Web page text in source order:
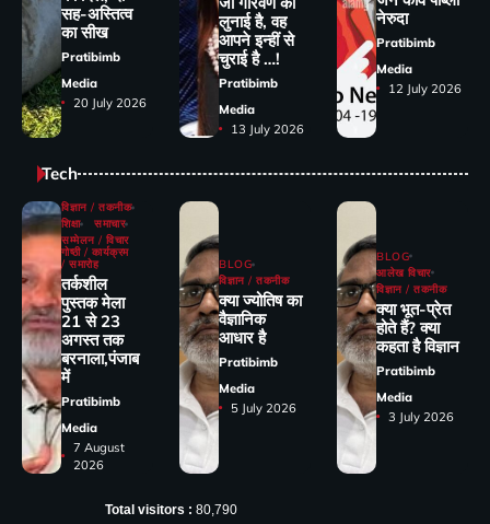
सह-अस्तित्व
का सीख
Pratibimb
Media
20 July 2026
लुनाई है, वह
आपने इन्हीं से
चुराई है …!
Pratibimb
Media
13 July 2026
नेरुदा
Pratibimb
Media
12 July 2026
Tech
विज्ञान / तकनीक
शिक्षा
समाचार
सम्मेलन / विचार
गोष्ठी / कार्यक्रम
/ समारोह
तर्कशील
पुस्तक मेला
21 से 23
अगस्त तक
बरनाला,पंजाब
में
Pratibimb
Media
7 August
2026
BLOG
विज्ञान / तकनीक
क्या ज्योतिष का
वैज्ञानिक
आधार है
Pratibimb
Media
5 July 2026
BLOG
आलेख विचार
विज्ञान / तकनीक
क्या भूत-प्रेत
होते हैं? क्या
कहता है विज्ञान
Pratibimb
Media
3 July 2026
Total visitors : 80,790